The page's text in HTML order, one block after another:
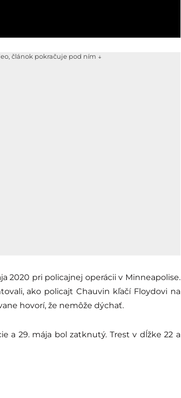
článok pokračuje pod ním ↓
2020 pri policajnej operácii v Minneapolise.
ako policajt Chauvin kľačí Floydovi na
hovorí, že nemôže dýchať.
a 29. mája bol zatknutý. Trest v dĺžke 22 a